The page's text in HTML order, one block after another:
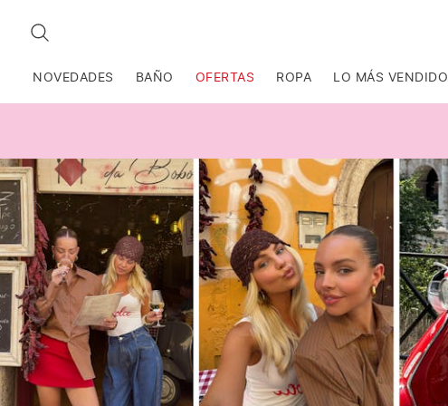
BUSCAR
NOVEDADES BAÑO OFERTAS ROPA LO MÁS VENDIDO